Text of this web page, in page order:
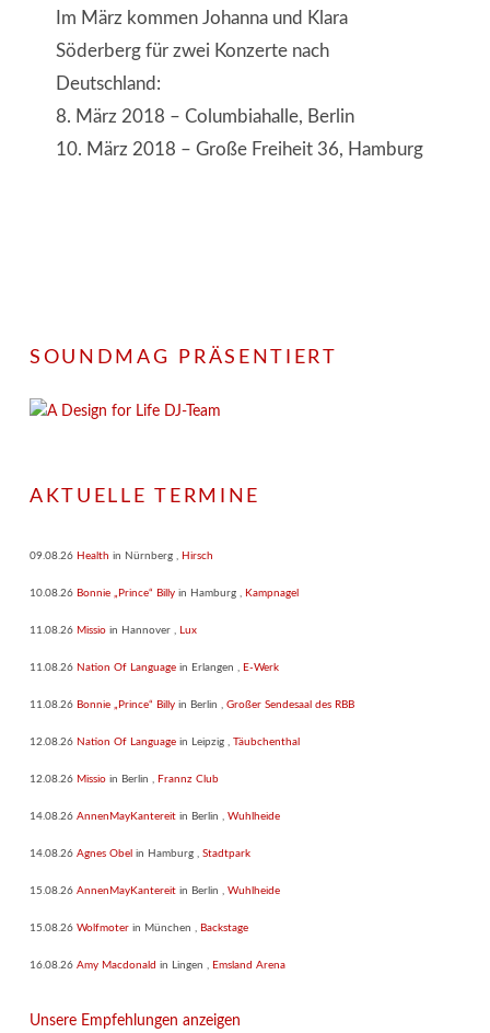
Im März kommen Johanna und Klara
Söderberg für zwei Konzerte nach
Deutschland:
8. März 2018 – Columbiahalle, Berlin
10. März 2018 – Große Freiheit 36, Hamburg
SOUNDMAG PRÄSENTIERT
AKTUELLE TERMINE
09.08.26 Health in Nürnberg , Hirsch
10.08.26 Bonnie „Prince“ Billy in Hamburg , Kampnagel
11.08.26 Missio in Hannover , Lux
11.08.26 Nation Of Language in Erlangen , E-Werk
11.08.26 Bonnie „Prince“ Billy in Berlin , Großer Sendesaal des RBB
12.08.26 Nation Of Language in Leipzig , Täubchenthal
12.08.26 Missio in Berlin , Frannz Club
14.08.26 AnnenMayKantereit in Berlin , Wuhlheide
14.08.26 Agnes Obel in Hamburg , Stadtpark
15.08.26 AnnenMayKantereit in Berlin , Wuhlheide
15.08.26 Wolfmoter in München , Backstage
16.08.26 Amy Macdonald in Lingen , Emsland Arena
Unsere Empfehlungen anzeigen